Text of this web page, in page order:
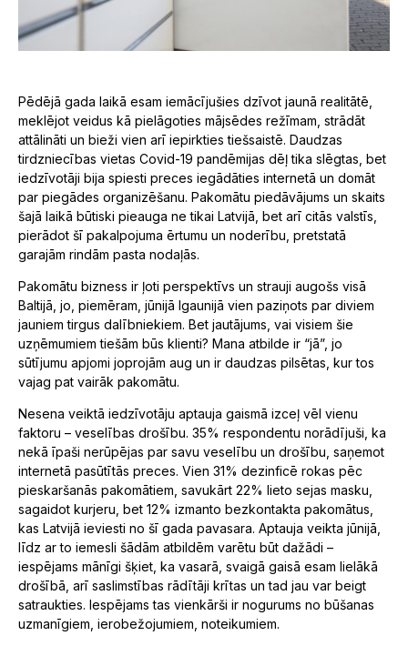
Pēdējā gada laikā esam iemācījušies dzīvot jaunā realitātē,
meklējot veidus kā pielāgoties mājsēdes režīmam, strādāt
attālināti un bieži vien arī iepirkties tiešsaistē. Daudzas
tirdzniecības vietas Covid-19 pandēmijas dēļ tika slēgtas, bet
iedzīvotāji bija spiesti preces iegādāties internetā un domāt
par piegādes organizēšanu. Pakomātu piedāvājums un skaits
šajā laikā būtiski pieauga ne tikai Latvijā, bet arī citās valstīs,
pierādot šī pakalpojuma ērtumu un noderību, pretstatā
garajām rindām pasta nodaļās.
Pakomātu bizness ir ļoti perspektīvs un strauji augošs visā
Baltijā, jo, piemēram, jūnijā Igaunijā vien paziņots par diviem
jauniem tirgus dalībniekiem. Bet jautājums, vai visiem šie
uzņēmumiem tiešām būs klienti? Mana atbilde ir “jā”, jo
sūtījumu apjomi joprojām aug un ir daudzas pilsētas, kur tos
vajag pat vairāk pakomātu.
Nesena veiktā iedzīvotāju aptauja gaismā izceļ vēl vienu
faktoru – veselības drošību. 35% respondentu norādījuši, ka
nekā īpaši nerūpējas par savu veselību un drošību, saņemot
internetā pasūtītās preces. Vien 31% dezinficē rokas pēc
pieskaršanās pakomātiem, savukārt 22% lieto sejas masku,
sagaidot kurjeru, bet 12% izmanto bezkontakta pakomātus,
kas Latvijā ieviesti no šī gada pavasara. Aptauja veikta jūnijā,
līdz ar to iemesli šādām atbildēm varētu būt dažādi –
iespējams mānīgi šķiet, ka vasarā, svaigā gaisā esam lielākā
drošībā, arī saslimstības rādītāji krītas un tad jau var beigt
satraukties. Iespējams tas vienkārši ir nogurums no būšanas
uzmanīgiem, ierobežojumiem, noteikumiem.